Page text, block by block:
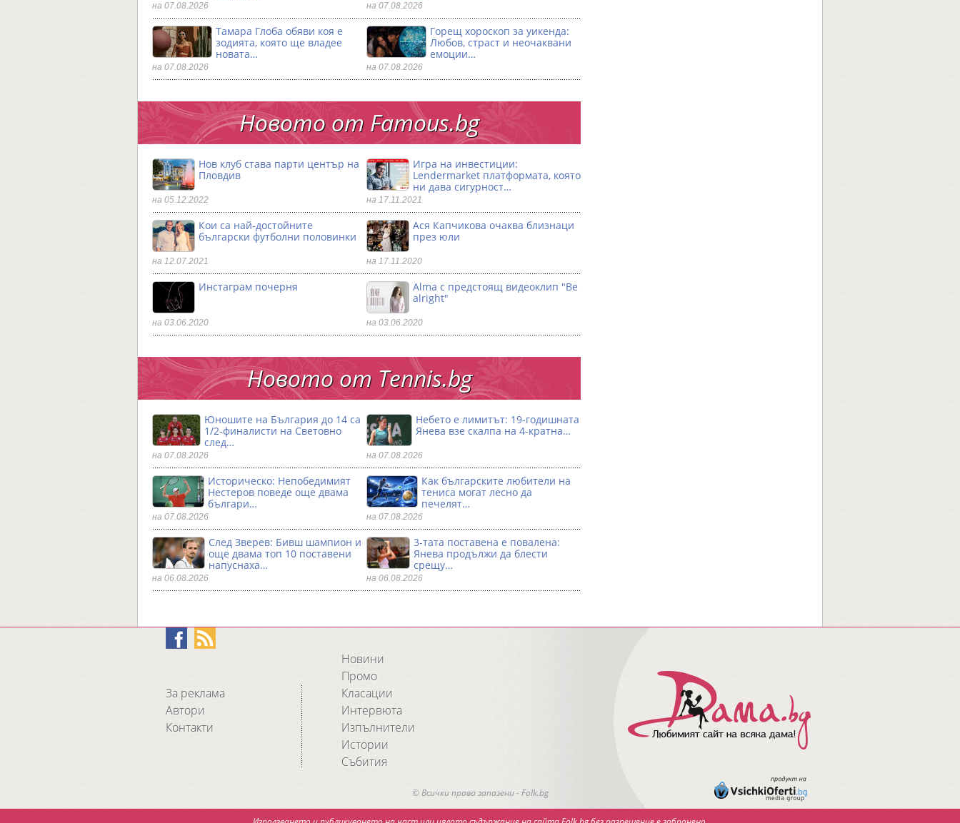
на 07.08.2026 на 07.08.2026
Тамара Глоба обяви коя е
зодията, която ще владее
новата…
на 07.08.2026
Горещ хороскоп за уикенда:
Любов, страст и неочаквани
емоции…
на 07.08.2026
Новото от Famous.bg
Нов клуб става парти център на
Пловдив
на 05.12.2022
Игра на инвестиции:
Lendermarket платформата, която
ни дава сигурност…
на 17.11.2021
Кои са най-достойните
български футболни половинки
на 12.07.2021
Ася Капчикова очаква близнаци
през юли
на 17.11.2020
Инстаграм почерня
на 03.06.2020
Alma с предстоящ видеоклип "Be
alright"
на 03.06.2020
Новото от Тennis.bg
Юношите на България до 14 са
1/2-финалисти на Световно
след…
на 07.08.2026
Небето е лимитът: 19-годишната
Янева взe скалпа на 4-кратна…
на 07.08.2026
Историческо: Непобедимият
Нестеров поведе още двама
българи…
на 07.08.2026
Как българските любители на
тениса могат лесно да
печелят…
на 07.08.2026
След Зверев: Бивш шампион и
още двама топ 10 поставени
напуснаха…
на 06.08.2026
3-тата поставена е повалена:
Янева продължи да блести
срещу…
на 06.08.2026
За реклама
Автори
Контакти
Новини
Промо
Класации
Интервюта
Изпълнители
Истории
Събития
© Всички права запазени - Folk.bg